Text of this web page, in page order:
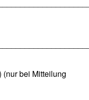
(nur bei Mitteilung